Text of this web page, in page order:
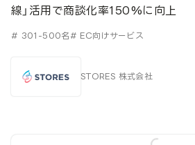
線」活用で商談化率150%に向上
# 301-500名# EC向けサービス
STORES 株式会社